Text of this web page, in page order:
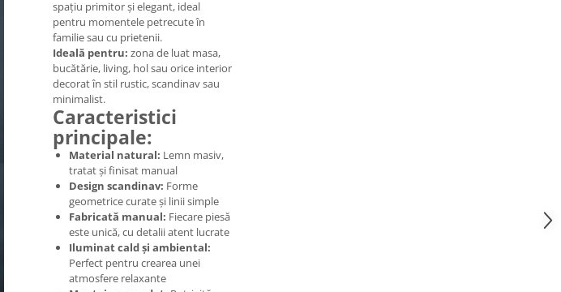
spațiu primitor și elegant, ideal
pentru momentele petrecute în
familie sau cu prietenii.
Ideală pentru: zona de luat masa,
bucătărie, living, hol sau orice interior
decorat în stil rustic, scandinav sau
minimalist.
Caracteristici
principale:
Material natural: Lemn masiv,
tratat și finisat manual
Design scandinav: Forme
geometrice curate și linii simple
Fabricată manual: Fiecare piesă
este unică, cu detalii atent lucrate
Iluminat cald și ambiental:
Perfect pentru crearea unei
atmosfere relaxante